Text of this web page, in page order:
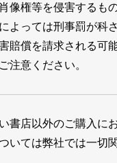
像権等を侵害するも
よっては刑事罰が科
賠償を請求される可
注意ください。
書店以外のご購入に
いては弊社では一切